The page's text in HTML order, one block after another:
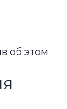
об этом